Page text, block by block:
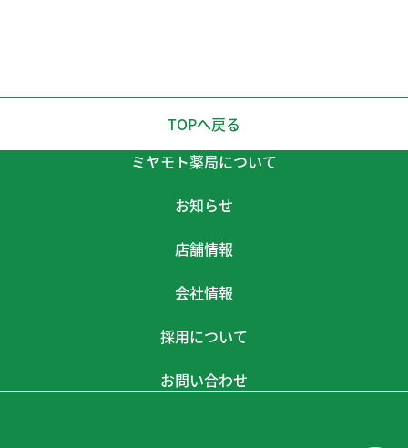
TOPへ戻る
ミヤモト薬局について
お知らせ
店舗情報
会社情報
採用について
お問い合わせ